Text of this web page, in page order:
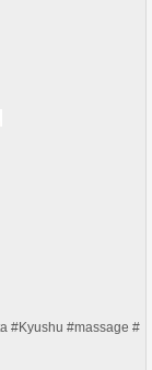
#Kyushu #massage #